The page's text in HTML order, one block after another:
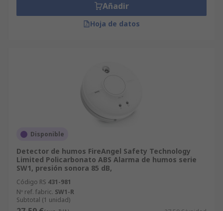
Añadir
Hoja de datos
Disponible
Detector de humos FireAngel Safety Technology
Limited Policarbonato ABS Alarma de humos serie
SW1, presión sonora 85 dB,
Código RS 431-981
Nº ref. fabric. SW1-R
Subtotal (1 unidad)